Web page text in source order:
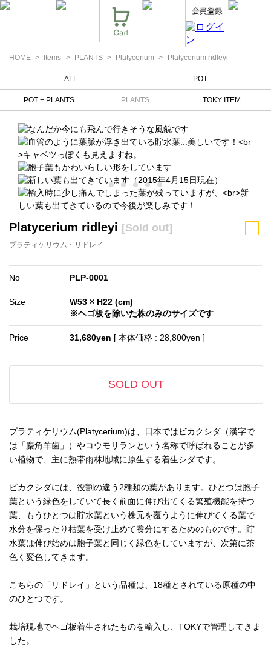
HOME Items PLANTS Platycerium Platycerium ridleyi
ALL POT
POT + PLANTS PLANTS TOKY ITEM
Platycerium ridleyi [Sold out]
プラティケリウム・リドレイ
No PLP-0001
Size
W53 × H22 (cm)
※ヘゴ板を除いた株のみのサイズです
Price 31,680yen [ 本体価格 : 28,800yen ]
SOLD OUT
プラティケリウム(Platycerium)は、日本ではビカクシダ（漢字で
は「麋角羊歯」）やコウモリランという名称で呼ばれることが多
い植物で、主に熱帯雨林地域に原生する着生シダです。
ビカクシダには、役割の違う2種類の葉があります。ひとつは胞子
葉という緑色をしていて長く前面に伸び出てくる繁殖機能を持つ
葉、もうひとつは貯水葉という株元を覆うように伸びてくる葉で
水分を保ったり枯葉を受け止めて養分にするためのものです。貯
水葉は伸び始めは胞子葉と同じく緑色をしていますが、次第に茶
色く変色してきます。
こちらの「リドレイ」という品種は、18種とされている原種の中
のひとつです。
栽培現地でヘゴ板着生されたものを輸入し、TOKYで管理してきま
した。